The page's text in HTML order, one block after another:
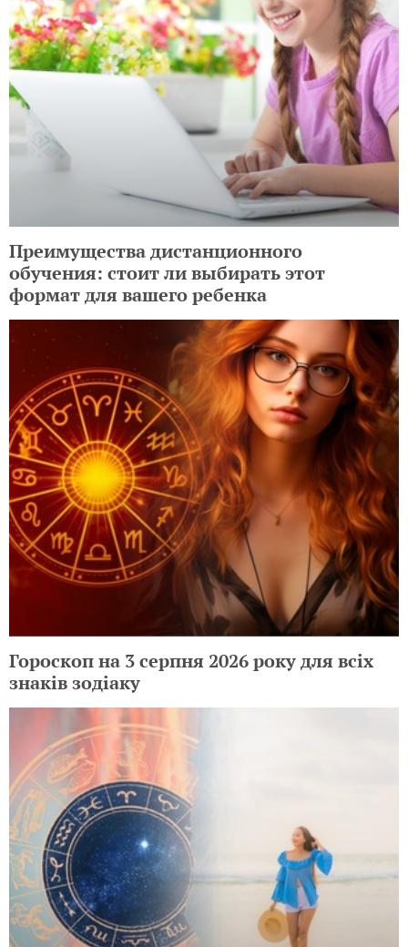
Преимущества дистанционного
обучения: стоит ли выбирать этот
формат для вашего ребенка
Гороскоп на 3 серпня 2026 року для всіх
знаків зодіаку